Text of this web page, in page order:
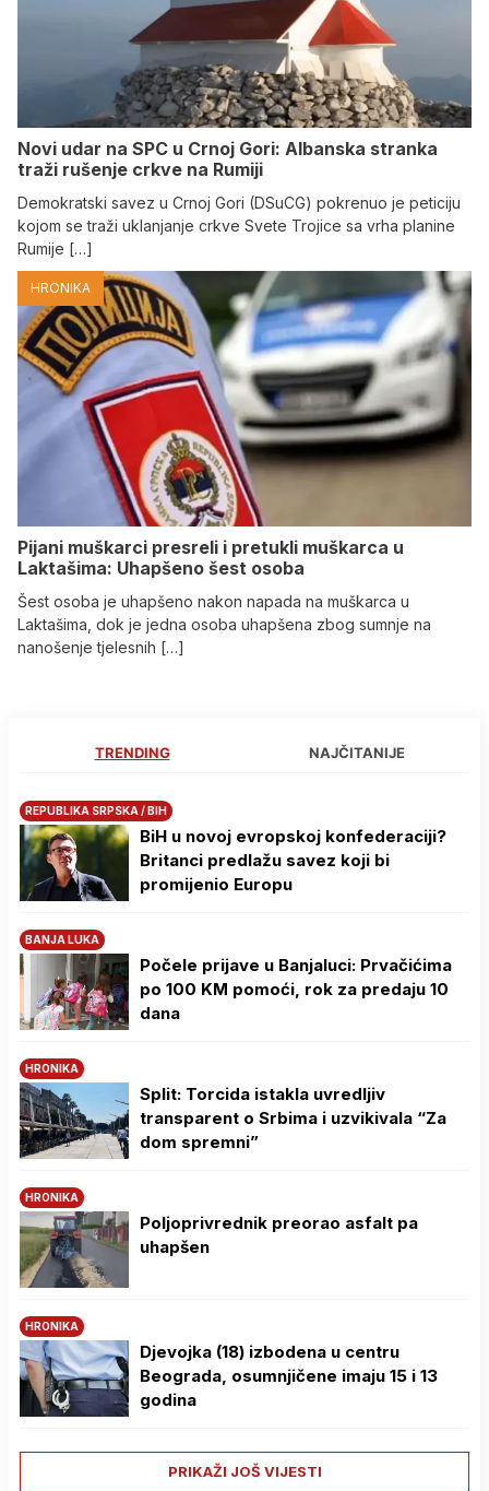
Novi udar na SPC u Crnoj Gori: Albanska stranka
traži rušenje crkve na Rumiji
Demokratski savez u Crnoj Gori (DSuCG) pokrenuo je peticiju
kojom se traži uklanjanje crkve Svete Trojice sa vrha planine
Rumije […]
HRONIKA
Pijani muškarci presreli i pretukli muškarca u
Laktašima: Uhapšeno šest osoba
Šest osoba je uhapšeno nakon napada na muškarca u
Laktašima, dok je jedna osoba uhapšena zbog sumnje na
nanošenje tjelesnih […]
TRENDING NAJČITANIJE
REPUBLIKA SRPSKA / BIH
BiH u novoj evropskoj konfederaciji?
Britanci predlažu savez koji bi
promijenio Europu
BANJA LUKA
Počele prijave u Banjaluci: Prvačićima
po 100 KM pomoći, rok za predaju 10
dana
HRONIKA
Split: Torcida istakla uvredljiv
transparent o Srbima i uzvikivala “Za
dom spremni”
HRONIKA
Poljoprivrednik preorao asfalt pa
uhapšen
HRONIKA
Djevojka (18) izbodena u centru
Beograda, osumnjičene imaju 15 i 13
godina
PRIKAŽI JOŠ VIJESTI